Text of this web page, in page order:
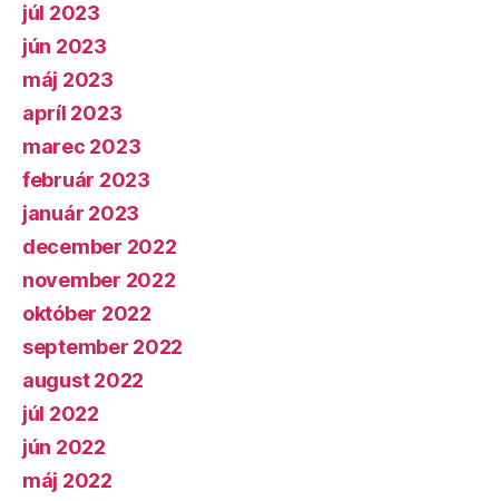
júl 2023
jún 2023
máj 2023
apríl 2023
marec 2023
február 2023
január 2023
december 2022
november 2022
október 2022
september 2022
august 2022
júl 2022
jún 2022
máj 2022